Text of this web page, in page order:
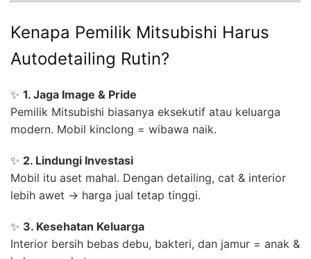
Kenapa Pemilik Mitsubishi Harus
Autodetailing Rutin?
✨ 1. Jaga Image & Pride
Pemilik Mitsubishi biasanya eksekutif atau keluarga
modern. Mobil kinclong = wibawa naik.
✨ 2. Lindungi Investasi
Mobil itu aset mahal. Dengan detailing, cat & interior
lebih awet → harga jual tetap tinggi.
✨ 3. Kesehatan Keluarga
Interior bersih bebas debu, bakteri, dan jamur = anak &